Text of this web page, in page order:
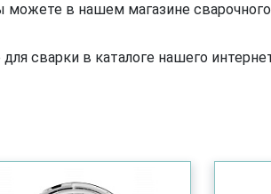
в нашем магазине сварочного
сварки в каталоге нашего